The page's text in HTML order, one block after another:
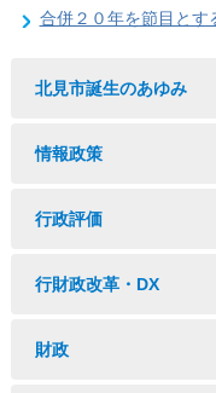
合併２０年を節目とす
北見市誕生のあゆみ
情報政策
行政評価
行財政改革・DX
財政